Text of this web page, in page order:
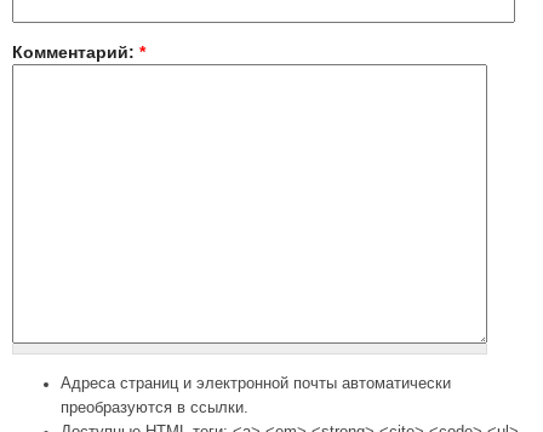
Комментарий: *
Адреса страниц и электронной почты автоматически
преобразуются в ссылки.